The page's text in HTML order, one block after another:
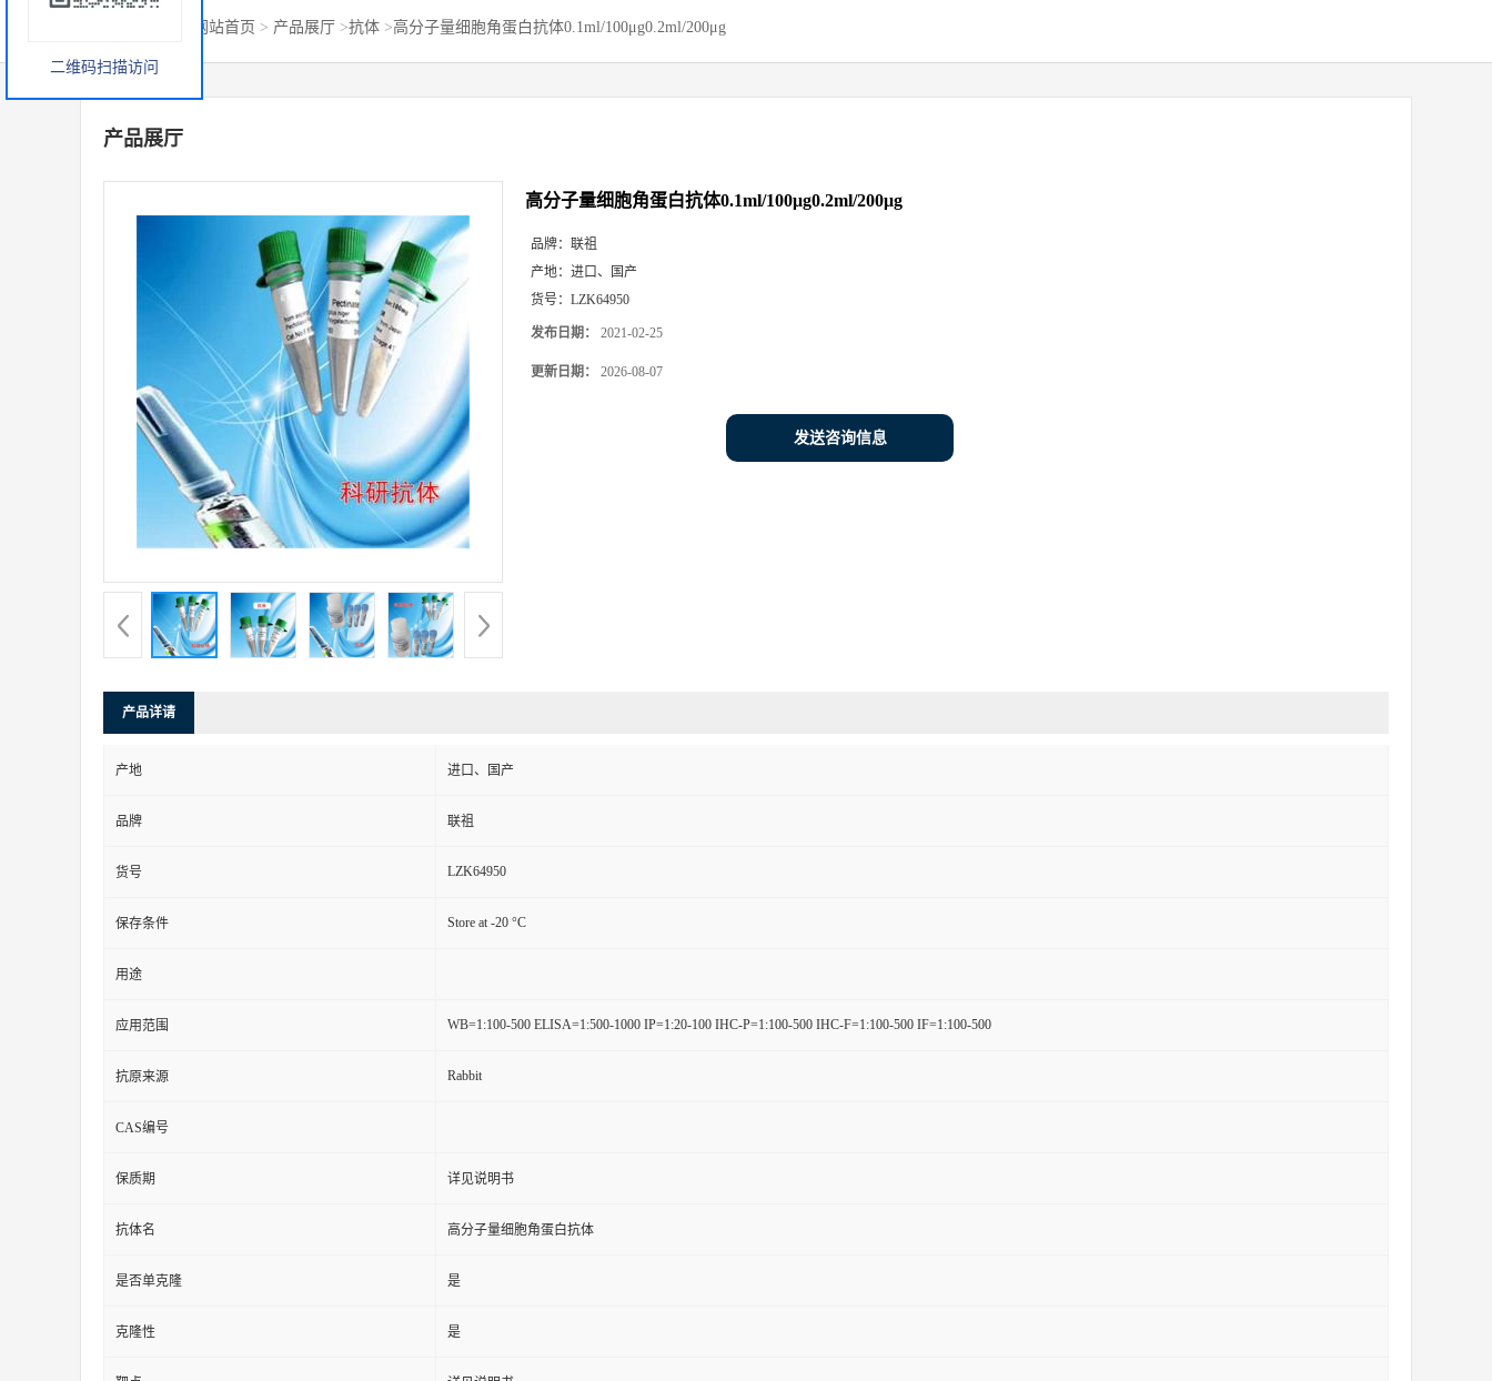
网站首页 > 产品展厅 >抗体 >高分子量细胞角蛋白抗体0.1ml/100μg0.2ml/200μg
产品展厅
高分子量细胞角蛋白抗体0.1ml/100μg0.2ml/200μg
品牌： 联祖
产地： 进口、国产
货号： LZK64950
发布日期： 2021-02-25
更新日期： 2026-08-07
发送咨询信息
产品详请
产地 进口、国产
品牌 联祖
货号 LZK64950
保存条件 Store at -20 °C
用途
应用范围 WB=1:100-500 ELISA=1:500-1000 IP=1:20-100 IHC-P=1:100-500 IHC-F=1:100-500 IF=1:100-500
抗原来源 Rabbit
CAS编号
保质期 详见说明书
抗体名 高分子量细胞角蛋白抗体
是否单克隆 是
克隆性 是
二维码扫描访问